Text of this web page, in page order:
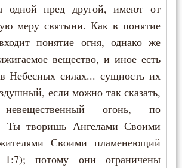
одной пред другой, имеют от
меру святыни. Как в понятие
понятие огня, однако же
вещество, и иное есть
Небесных силах... сущность их
если можно так сказать,
огонь, по
Ты творишь Ангелами Своими
Своими пламенеющий
потому они ограничены